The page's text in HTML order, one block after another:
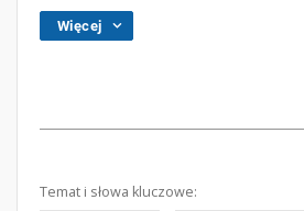
Więcej
Temat i słowa kluczowe: